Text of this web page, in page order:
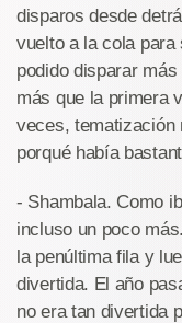
disparos desde
vuelto a la cola
podido disparar
más que la primera
veces, tematización
porqué había
- Shambala. Como
incluso un poco
la penúltima fila y
divertida. El año
no era tan divertida